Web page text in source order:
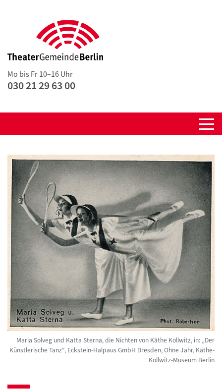
Mo bis Fr 10–16 Uhr
030 21 29 63 00
Maria Solveg und Katta Sterna, die Nichten von Käthe Kollwitz, in: „Der
Künstlerische Tanz“, Eckstein-Halpaus GmbH Dresden, Ohne Jahr, Käthe-
Kollwitz-Museum Berlin